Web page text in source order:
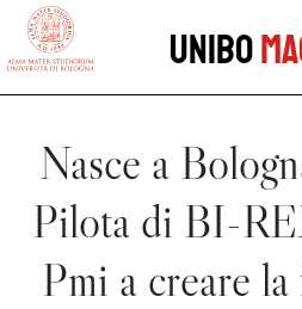
vai al contenuto della pagina
Unibo
Nasce a
Pilota di BI-
Pmi a creare